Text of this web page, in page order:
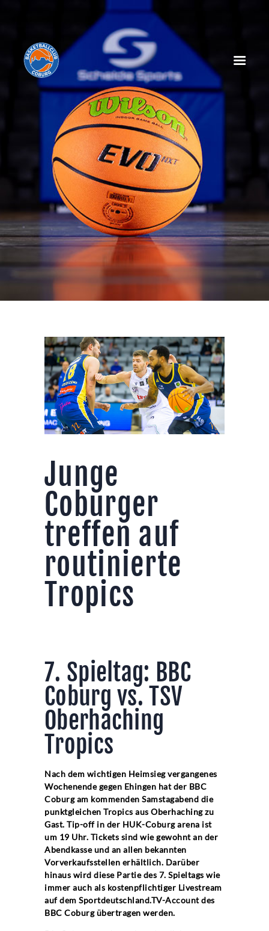
HOME
NEWS
SPIELPLAN
SPIELTAGSEINLEGER
TABELLE
KADER
MANAGEMENT
SPONSOREN
TICKETS
VEREIN
Junge
Coburger
treffen auf
routinierte
Tropics
7. Spieltag: BBC
Coburg vs. TSV
Oberhaching
Tropics
Nach dem wichtigen Heimsieg vergangenes
Wochenende gegen Ehingen hat der BBC
Coburg am kommenden Samstagabend die
punktgleichen Tropics aus Oberhaching zu
Gast. Tip-off in der HUK-Coburg arena ist
um 19 Uhr. Tickets sind wie gewohnt an der
Abendkasse und an allen bekannten
Vorverkaufsstellen erhältlich. Darüber
hinaus wird diese Partie des 7. Spieltags wie
immer auch als kostenpflichtiger Livestream
auf dem Sportdeutschland.TV-Account des
BBC Coburg übertragen werden.